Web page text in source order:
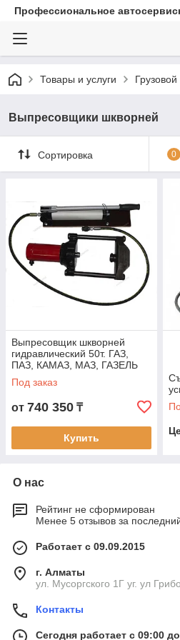
Профессиональное
Товары и услуги
Выпресовщики шкворней
Сортировка 0
Выпресовщик шкворней
гидравлический 50т. ГАЗ,
ПАЗ, КАМАЗ, МАЗ, ГАЗЕЛЬ
Под заказ
от 740 350 ₸
Купить
О нас
Рейтинг не сформирован
Менее 5 отзывов за
Работает с 09.09.2015
г. Алматы
ул. Мусоргского 1Г уг. ул
Контакты
Сегодня работает с 09:00